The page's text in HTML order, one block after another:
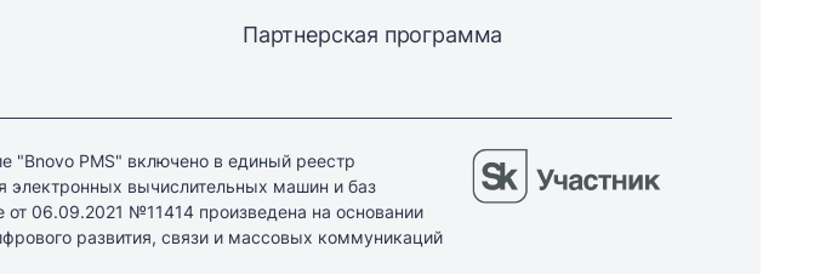
Партнерская программа
"Bnovo PMS" включено в единый реестр
электронных вычислительных машин и баз
от 06.09.2021 №11414 произведена на основании
развития, связи и массовых коммуникаций